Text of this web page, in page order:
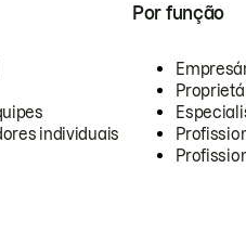
individuais
Por função